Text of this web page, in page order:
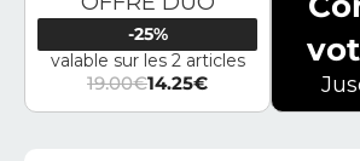
-25%
valable sur les 2 articles
19.00€
Le prix initial était : 19.00€.
14.25€
Le prix actuel est : 14.25€.